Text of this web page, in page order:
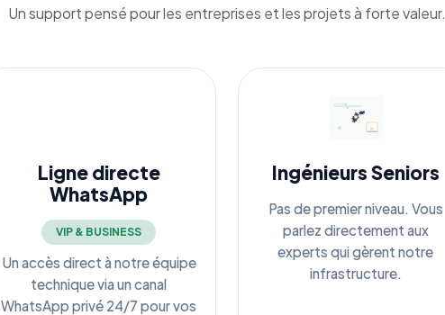
Un support pensé pour les entreprises et les projets à forte valeur.
Ligne directe
WhatsApp
VIP & BUSINESS
Un accès direct à notre équipe
technique via un canal
WhatsApp privé 24/7 pour vos
Ingénieurs Seniors
Pas de premier niveau. Vous
parlez directement aux
experts qui gèrent notre
infrastructure.